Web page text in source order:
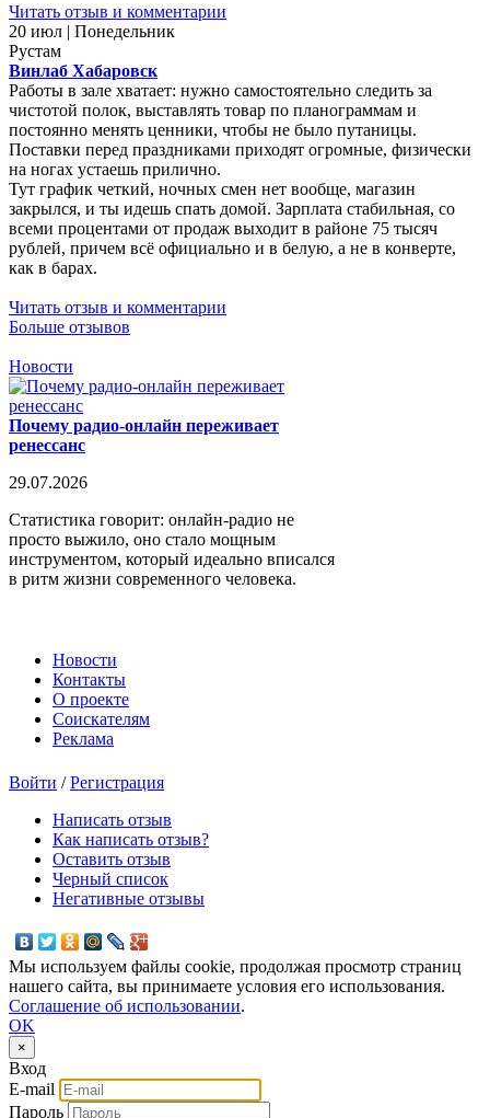
Читать отзыв и комментарии
20 июл | Понедельник
Рустам
Винлаб Хабаровск
Работы в зале хватает: нужно самостоятельно следить за
чистотой полок, выставлять товар по планограммам и
постоянно менять ценники, чтобы не было путаницы.
Поставки перед праздниками приходят огромные, физически
на ногах устаешь прилично.
Тут график четкий, ночных смен нет вообще, магазин
закрылся, и ты идешь спать домой. Зарплата стабильная, со
всеми процентами от продаж выходит в районе 75 тысяч
рублей, причем всё официально и в белую, а не в конверте,
как в барах.
Читать отзыв и комментарии
Больше отзывов
Новости
Почему радио-онлайн переживает
ренессанс
29.07.2026
Статистика говорит: онлайн-радио не
просто выжило, оно стало мощным
инструментом, который идеально вписался
в ритм жизни современного человека.
Новости
Контакты
О проекте
Соискателям
Реклама
Войти /Регистрация
Написать отзыв
Как написать отзыв?
Оставить отзыв
Черный список
Негативные отзывы
Мы используем файлы cookie, продолжая просмотр страниц
нашего сайта, вы принимаете условия его использования.
Соглашение об использовании.
OK
×
Вход
E-mail
Пароль